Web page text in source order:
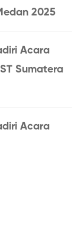
2025
Acara
Sumatera
Acara